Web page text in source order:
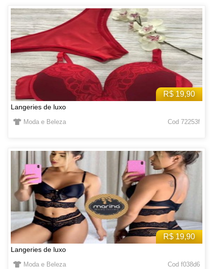
R$ 19,90
Langeries de luxo
Moda e Beleza Cod 72253f
R$ 19,90
Langeries de luxo
Moda e Beleza Cod f038d6